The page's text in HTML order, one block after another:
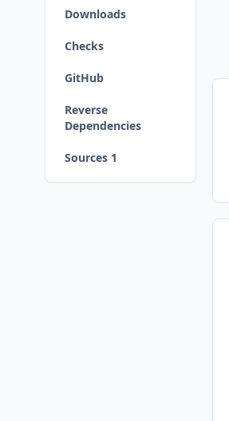
Downloads
Checks
GitHub
Reverse
Dependencies
Sources 1